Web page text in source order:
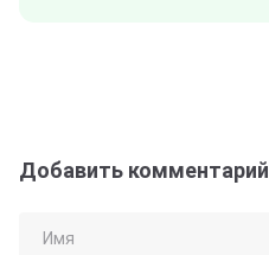
Добавить комментарий